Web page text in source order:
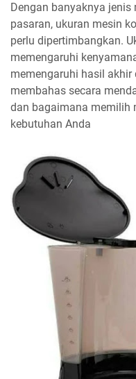
Dengan banyaknya jenis
pasaran, ukuran mesin
perlu dipertimbangkan.
memengaruhi
memengaruhi hasil
membahas secara
dan bagaimana memilih
kebutuhan Anda